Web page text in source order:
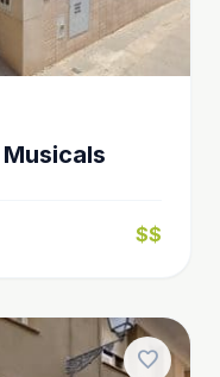
$$
favorite